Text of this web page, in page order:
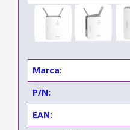
Marca:
P/N:
EAN: